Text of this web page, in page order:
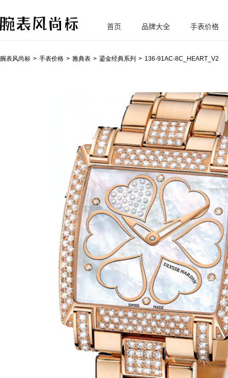
腕
首页 品牌大全 手表价格
腕表风尚标 手表价格 雅典表 鎏金经典系列 136-91AC-8C_HEART_V2